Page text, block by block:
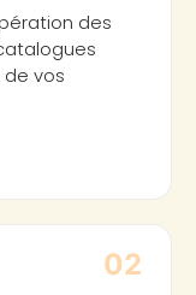
des
vos
02